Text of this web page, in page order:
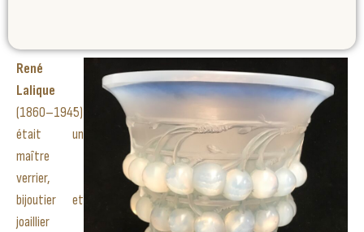
René
Lalique
(1860–1945)
était un
maître
verrier,
bijoutier et
joaillier